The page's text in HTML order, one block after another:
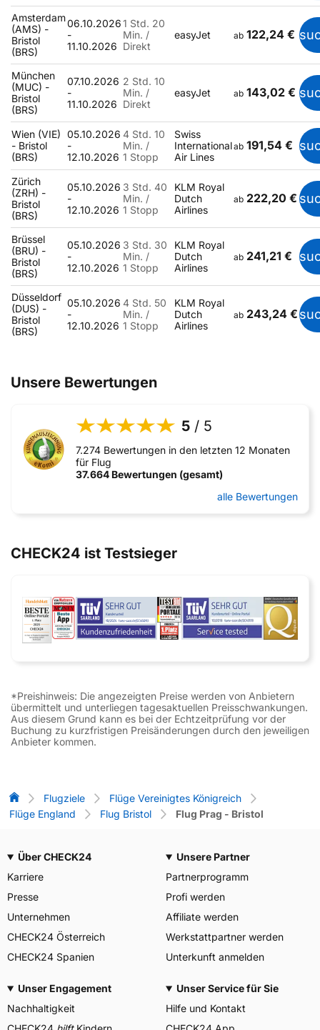
Amsterdam
(AMS) -
Bristol
(BRS)
06.10.2026
-
11.10.2026
1 Std. 20
Min. /
Direkt
easyJet ab 122,24 €
München
(MUC) -
Bristol
(BRS)
07.10.2026
-
11.10.2026
2 Std. 10
Min. /
Direkt
easyJet ab 143,02 €
Wien (VIE)
- Bristol
(BRS)
05.10.2026
-
12.10.2026
4 Std. 10
Min. /
1 Stopp
Swiss
International
Air Lines
ab 191,54 €
Zürich
(ZRH) -
Bristol
(BRS)
05.10.2026
-
12.10.2026
3 Std. 40
Min. /
1 Stopp
KLM Royal
Dutch
Airlines
ab 222,20 €
Brüssel
(BRU) -
Bristol
(BRS)
05.10.2026
-
12.10.2026
3 Std. 30
Min. /
1 Stopp
KLM Royal
Dutch
Airlines
ab 241,21 €
Düsseldorf
(DUS) -
Bristol
(BRS)
05.10.2026
-
12.10.2026
4 Std. 50
Min. /
1 Stopp
KLM Royal
Dutch
Airlines
ab 243,24 €
Unsere Bewertungen
5 / 5
7.274 Bewertungen in den letzten 12 Monaten
für Flug
37.664 Bewertungen (gesamt)
alle Bewertungen
CHECK24 ist Testsieger
*Preishinweis: Die angezeigten Preise werden von Anbietern
übermittelt und unterliegen tagesaktuellen Preisschwankungen.
Aus diesem Grund kann es bei der Echtzeitprüfung vor der
Buchung zu kurzfristigen Preisänderungen durch den jeweiligen
Anbieter kommen.
Flug-Vergleich
Flugziele
Flüge Vereinigtes Königreich
Flüge England
Flug Bristol Flug Prag - Bristol
Über CHECK24
Karriere
Presse
Unternehmen
CHECK24 Österreich
CHECK24 Spanien
Unsere Partner
Partnerprogramm
Profi werden
Affiliate werden
Werkstattpartner werden
Unterkunft anmelden
Unser Engagement
Nachhaltigkeit
Unser Service für Sie
Hilfe und Kontakt